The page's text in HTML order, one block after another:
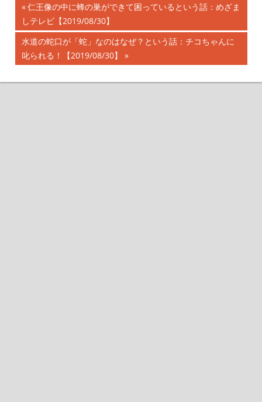
投
稿
ナ
ビ
前
の
記
事:
仁王像の中に蜂の巣ができて困っているという話：めざま
しテレビ【2019/08/30】
次
の
事:
水道の蛇口が「蛇」なのはなぜ？という話：チコちゃんに
叱られる！【2019/08/30】